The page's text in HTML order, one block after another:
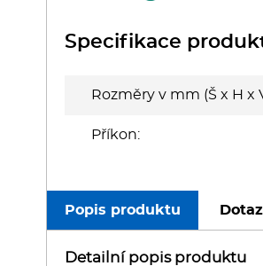
Specifikace
Rozměry v mm (Š x H x
Příkon:
Popis produktu
Detailní popis produktu